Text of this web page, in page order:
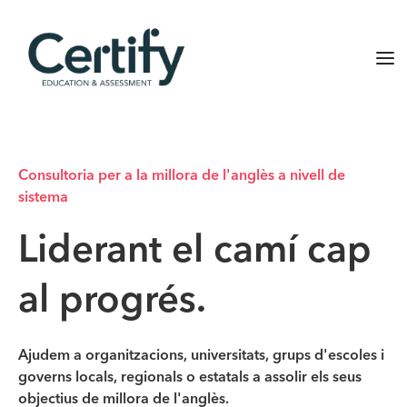
Consultoria per a la millora de l'anglès a nivell de
sistema
Liderant el camí cap
al progrés.
Ajudem a organitzacions, universitats, grups d'escoles i
governs locals, regionals o estatals a assolir els seus
objectius de millora de l'anglès.